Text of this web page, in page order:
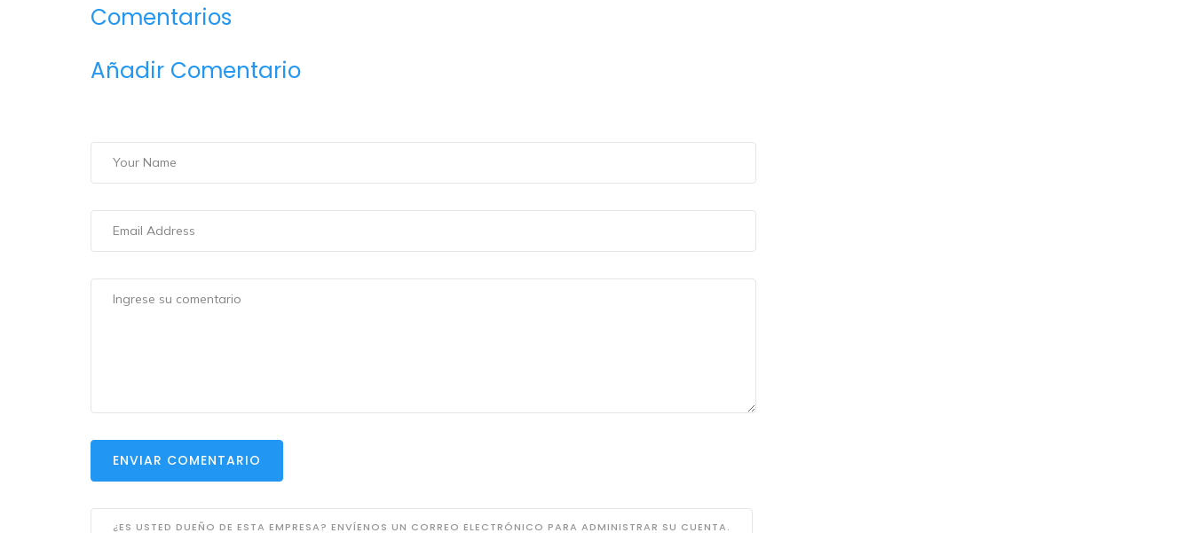
Comentarios
Añadir Comentario
ENVIAR COMENTARIO
¿ES USTED DUEÑO DE ESTA EMPRESA? ENVÍENOS UN CORREO ELECTRÓNICO PARA ADMINISTRAR SU CUENTA.